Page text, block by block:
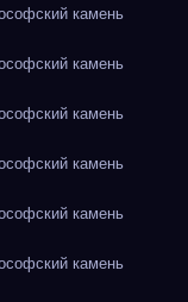
камень
камень
камень
камень
камень
камень